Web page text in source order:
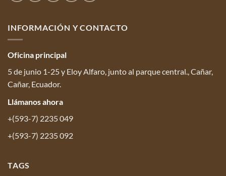
INFORMACIÓN Y CONTACTO
Oficina principal
5 de junio 1-25 y Eloy Alfaro, junto al parque central., Cañar,
Cañar, Ecuador.
Llámanosahora
+(593-7) 2235 049
+(593-7) 2235 092
TAGS